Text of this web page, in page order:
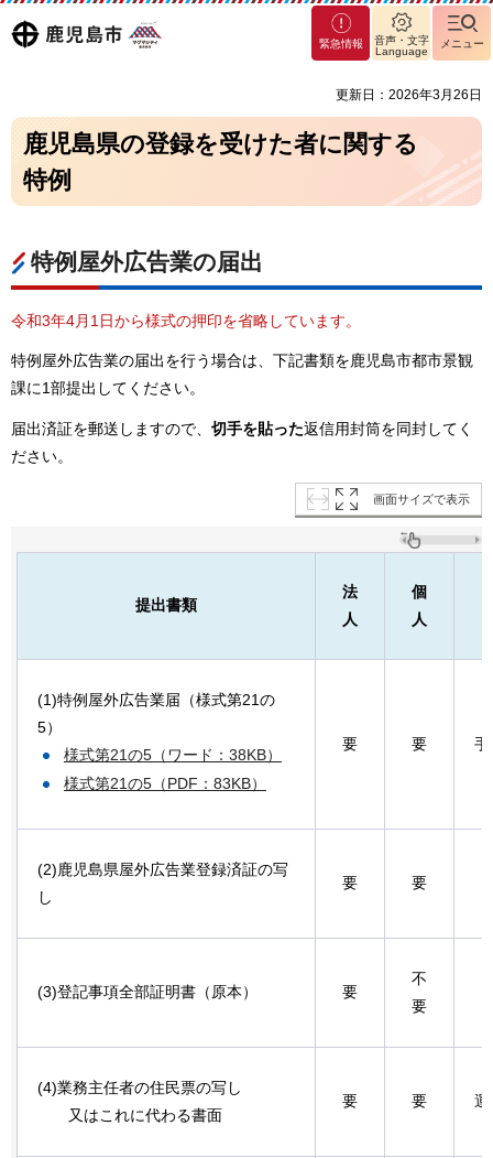
鹿児島
マグ
マシ
緊急情報
音声・文字
Language
メニュー
更新日：2026年3月26日
鹿児島県の登録を受けた者に関する
特例
特例屋外広告業の届出
令和3年4月1日から様式の押印を省略しています。
特例屋外広告業の届出を行う場合は、下記書類を鹿児島市都市景観
課に1部提出してください。
届出済証を郵送しますので、 切手を貼った返信用封筒を同封してく
ださい。
画面サイズで表示
提出書類
法
人
個
人
(1)特例屋外広告業届（様式第21の
5）
様式第21の5（ワード：38KB）
様式第21の5（PDF：83KB）
要 要 手
(2)鹿児島県屋外広告業登録済証の写
し
要 要
(3)登記事項全部証明書（原本） 要
不
要
(4)業務主任者の住民票の写し
又はこれに代わる書面
要 要 運